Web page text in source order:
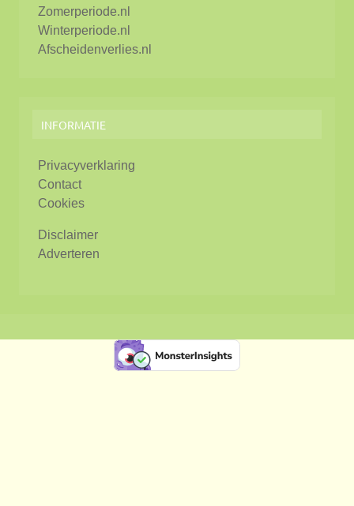
Zomerperiode.nl
Winterperiode.nl
Afscheidenverlies.nl
INFORMATIE
Privacyverklaring
Contact
Cookies
Disclaimer
Adverteren